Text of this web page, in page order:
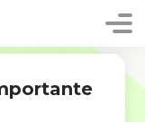
et sur la nuée était
Il avait sur
faucille
cria d'une voix forte